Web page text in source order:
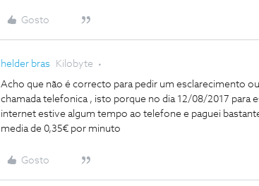
Gosto
helder bras Kilobyte
Acho que não é correcto para pedir um esclarecimento
chamada telefonica , isto porque no dia 12/08/2017 para
internet estive algum tempo ao telefone e paguei
media de 0,35€ por minuto
Gosto